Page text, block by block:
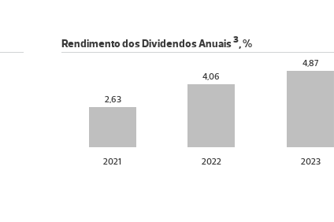
Rendimento dos Dividendos Anuais3,%
2021 2022 2023
2,63
4,06
4,87